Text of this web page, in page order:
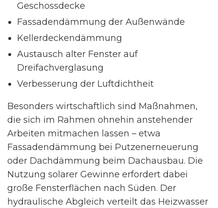
Geschossdecke
Fassadendämmung der Außenwände
Kellerdeckendämmung
Austausch alter Fenster auf
Dreifachverglasung
Verbesserung der Luftdichtheit
Besonders wirtschaftlich sind Maßnahmen,
die sich im Rahmen ohnehin anstehender
Arbeiten mitmachen lassen – etwa
Fassadendämmung bei Putzenerneuerung
oder Dachdämmung beim Dachausbau. Die
Nutzung solarer Gewinne erfordert dabei
große Fensterflächen nach Süden. Der
hydraulische Abgleich verteilt das Heizwasser